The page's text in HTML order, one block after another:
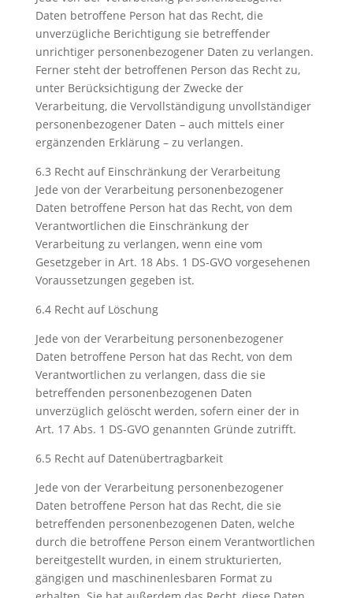
Daten betroffene Person hat das Recht, die
unverzügliche Berichtigung sie betreffender
unrichtiger personenbezogener Daten zu verlangen.
Ferner steht der betroffenen Person das Recht zu,
unter Berücksichtigung der Zwecke der
Verarbeitung, die Vervollständigung unvollständiger
personenbezogener Daten – auch mittels einer
ergänzenden Erklärung – zu verlangen.
6.3 Recht auf Einschränkung der Verarbeitung
Jede von der Verarbeitung personenbezogener
Daten betroffene Person hat das Recht, von dem
Verantwortlichen die Einschränkung der
Verarbeitung zu verlangen, wenn eine vom
Gesetzgeber in Art. 18 Abs. 1 DS-GVO vorgesehenen
Voraussetzungen gegeben ist.
6.4 Recht auf Löschung
Jede von der Verarbeitung personenbezogener
Daten betroffene Person hat das Recht, von dem
Verantwortlichen zu verlangen, dass die sie
betreffenden personenbezogenen Daten
unverzüglich gelöscht werden, sofern einer der in
Art. 17 Abs. 1 DS-GVO genannten Gründe zutrifft.
6.5 Recht auf Datenübertragbarkeit
Jede von der Verarbeitung personenbezogener
Daten betroffene Person hat das Recht, die sie
betreffenden personenbezogenen Daten, welche
durch die betroffene Person einem Verantwortlichen
bereitgestellt wurden, in einem strukturierten,
gängigen und maschinenlesbaren Format zu